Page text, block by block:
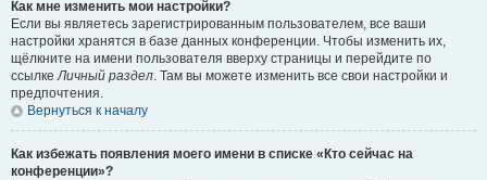
Как мне изменить мои настройки?
Если вы являетесь зарегистрированным пользователем, все ваши
настройки хранятся в базе данных конференции. Чтобы изменить их,
щёлкните на имени пользователя вверху страницы и перейдите по
ссылкеЛичный раздел. Там вы можете изменить все свои настройки и
предпочтения.
Вернуться к началу
Как избежать появления моего имени в списке «Кто сейчас на
конференции»?